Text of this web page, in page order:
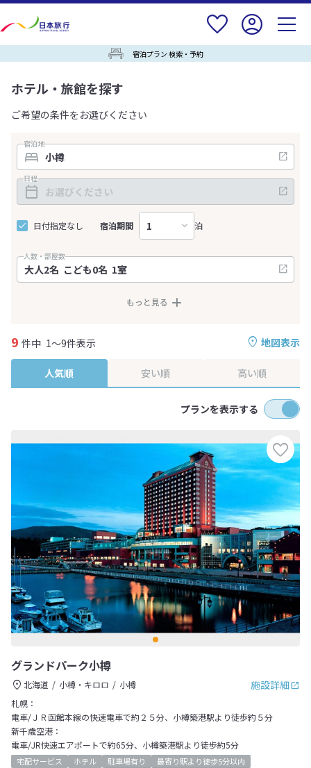
宿泊プラン 検索・予約
ホテル・旅館を探す
ご希望の条件をお選びください
宿泊地
日程
日付指定なし 宿泊期間 泊
人数・部屋数
もっと見る
地図表示
9 件中 1～9件表示
人気順 安い順 高い順
プランを表示する
グランドパーク小樽
施設詳細
北海道 小樽・キロロ
小樽
札幌：
電車/ＪＲ函館本線の快速電車で約２５分、小樽築港駅より徒歩約５分
新千歳空港：
電車/JR快速エアポートで約65分、小樽築港駅より徒歩約5分
宅配サービス ホテル 駐車場有り
最寄り駅より徒歩5分以内